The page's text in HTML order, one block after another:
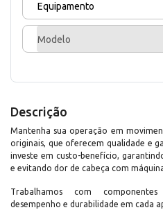
Equipamento
Modelo
Descrição
Mantenha sua operação em
originais, que oferecem qualidade e
investe em custo-benefício,
e evitando dor de cabeça com
Trabalhamos com
desempenho e durabilidade em cada